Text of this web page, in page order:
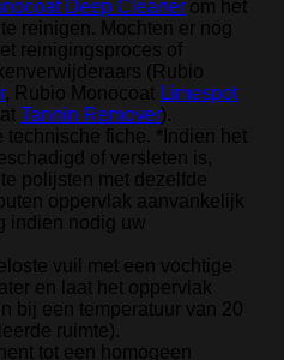
Deep Cleanerom het
reinigen. Mochten er nog
reinigingsproces of
(Rubio
, Rubio Monocoat Limespot
Tannin Remover).
technische fiche. *Indien het
of versleten is,
polijsten met dezelfde
oppervlak aanvankelijk
indien nodig uw
vuil met een vochtige
en laat het oppervlak
bij een temperatuur van 20
ruimte).
tot een homogeen